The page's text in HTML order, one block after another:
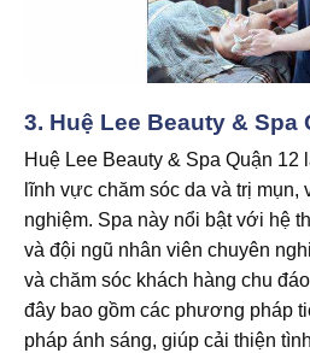
3. Huệ Lee Beauty & Spa
Huệ Lee Beauty & Spa Quận 12
lĩnh vực chăm sóc da và trị mụn,
nghiệm. Spa này nổi bật với hệ
và đội ngũ nhân viên chuyên
và chăm sóc khách hàng chu
đây bao gồm các phương pháp
pháp ánh sáng, giúp cải thiện